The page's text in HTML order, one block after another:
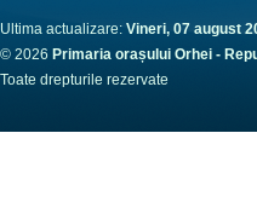
Ultima actualizare: Vineri, 07 august
© 2026 Primaria orașului Orhei -
Toate drepturile rezervate